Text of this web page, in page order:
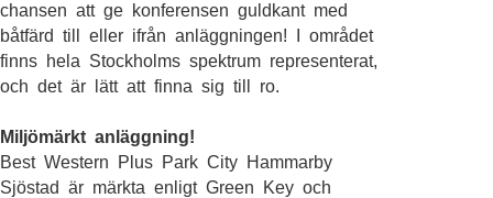
chansen att ge konferensen guldkant med
båtfärd till eller ifrån anläggningen! I området
finns hela Stockholms spektrum representerat,
och det är lätt att finna sig till ro.
Miljömärkt anläggning!
Best Western Plus Park City Hammarby
Sjöstad är märkta enligt Green Key och